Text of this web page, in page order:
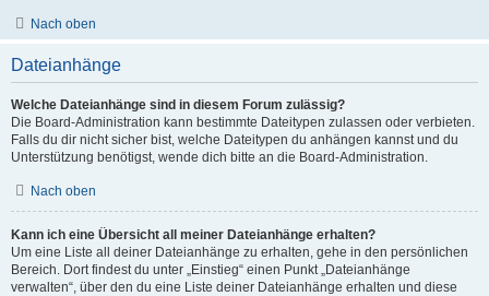
Nach oben
Dateianhänge
Welche Dateianhänge sind in diesem Forum zulässig?
Die Board-Administration kann bestimmte Dateitypen zulassen oder verbieten.
Falls du dir nicht sicher bist, welche Dateitypen du anhängen kannst und du
Unterstützung benötigst, wende dich bitte an die Board-Administration.
Nach oben
Kann ich eine Übersicht all meiner Dateianhänge erhalten?
Um eine Liste all deiner Dateianhänge zu erhalten, gehe in den persönlichen
Bereich. Dort findest du unter „Einstieg“ einen Punkt „Dateianhänge
verwalten“, über den du eine Liste deiner Dateianhänge erhalten und diese